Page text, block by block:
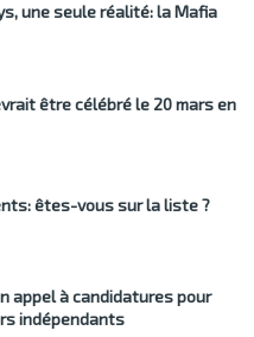
une seule réalité: la Mafia
être célébré le 20 mars en
êtes-vous sur la liste ?
appel à candidatures pour
indépendants